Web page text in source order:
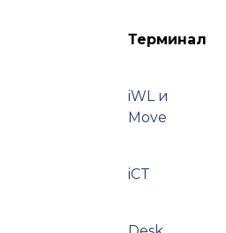
Терминал
iWL и
Move
iCT